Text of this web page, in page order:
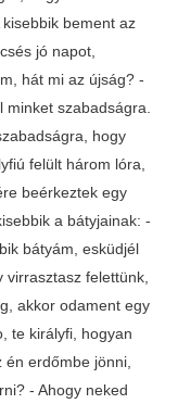
bement az
jó napot,
hát mi az újság? -
szabadságra.
hogy
felült három lóra,
beérkeztek egy
a bátyjainak: -
bátyám, esküdjél
felettünk,
akkor odament egy
te királyfi, hogyan
erdőmbe jönni,
- Ahogy neked